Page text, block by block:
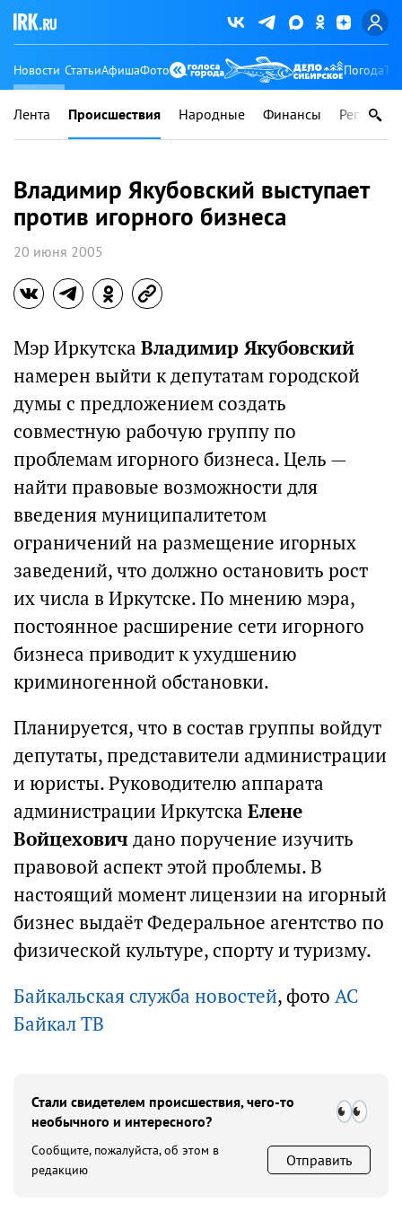
Новости СтатьиАфишаФото Погода
Лента Происшествия Народные Финансы Регионы
Владимир Якубовский выступает
против игорного бизнеса
20 июня 2005
Мэр Иркутска Владимир Якубовский
намерен выйти к депутатам городской
думы с предложением создать
совместную рабочую группу по
проблемам игорного бизнеса. Цель —
найти правовые возможности для
введения муниципалитетом
ограничений на размещение игорных
заведений, что должно остановить рост
их числа в Иркутске. По мнению мэра,
постоянное расширение сети игорного
бизнеса приводит к ухудшению
криминогенной обстановки.
Планируется, что в состав группы войдут
депутаты, представители администрации
и юристы. Руководителю аппарата
администрации Иркутска Елене
Войцехович дано поручение изучить
правовой аспект этой проблемы. В
настоящий момент лицензии на игорный
бизнес выдаёт Федеральное агентство по
физической культуре, спорту и туризму.
Байкальская служба новостей, фото АС
Байкал ТВ
Стали свидетелем происшествия, чего-то
необычного и интересного?
Сообщите, пожалуйста, об этом в
редакцию
Отправить